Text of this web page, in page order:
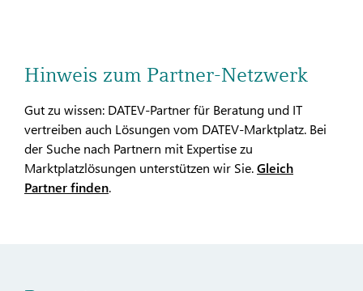
Hinweis zum Partner-Netzwerk
Gut zu wissen: DATEV-Partner für Beratung und IT
vertreiben auch Lösungen vom DATEV-Marktplatz. Bei
der Suche nach Partnern mit Expertise zu
Marktplatzlösungen unterstützen wir Sie.Gleich
Partner finden.